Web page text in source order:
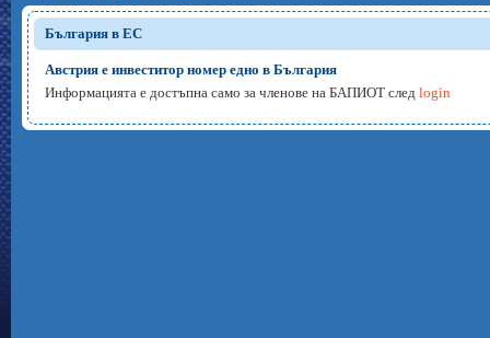
България в ЕС
Австрия е инвеститор номер едно в България
Информацията е достъпна само за членове на БАПИОТ след login